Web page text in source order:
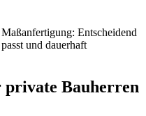
Entscheidend
und dauerhaft
Bauherren